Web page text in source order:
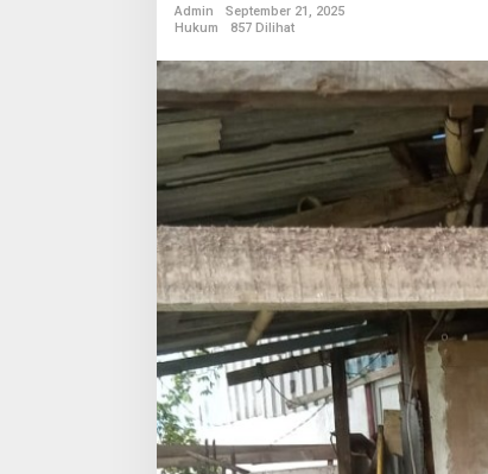
Admin
September 21, 2025
Hukum
857 Dilihat